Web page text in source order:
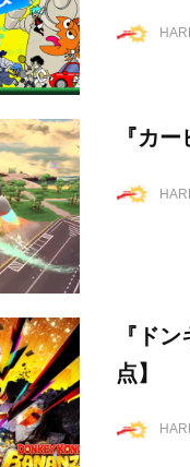
『カ
『ド
点】